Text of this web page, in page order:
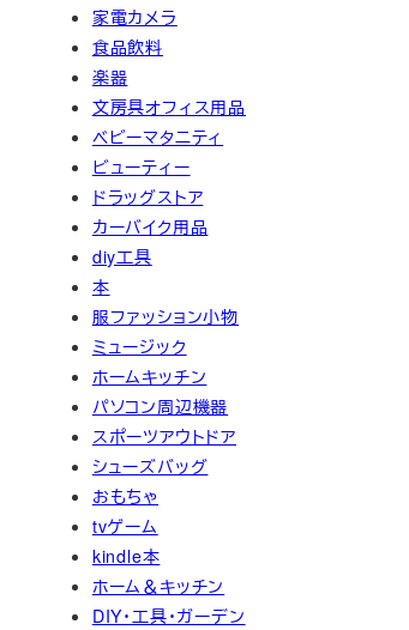
家電カメラ
食品飲料
楽器
文房具オフィス用品
ベビーマタニティ
ビューティー
ドラッグストア
カーバイク用品
diy工具
本
服ファッション小物
ミュージック
ホームキッチン
パソコン周辺機器
スポーツアウトドア
シューズバッグ
おもちゃ
tvゲーム
kindle本
ホーム＆キッチン
DIY・工具・ガーデン